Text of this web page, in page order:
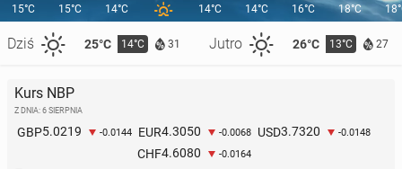
15°C
Dziś 25°C 14°C 31 Jutro 26°C 13°C 27
15°C 14°C 14°C 14°C 16°C 18°C
Kurs NBP
Z DNIA: 6 SIERPNIA
GBP5.0219 -0.0144 EUR4.3050 -0.0068 USD3.7320 -0.0148
CHF4.6080 -0.0164